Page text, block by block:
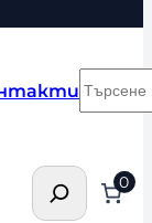
Търсене 0